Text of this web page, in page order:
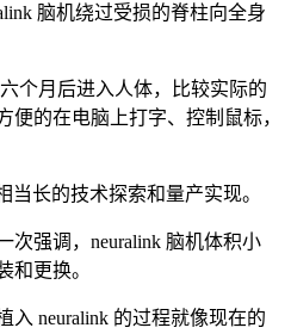
脑机绕过受损的脊柱向全身
个月后进入人体，比较实际的
便的在电脑上打字、控制鼠标，
当长的技术探索和量产实现。
次强调，neuralink 脑机体积小
和更换。
入 neuralink 的过程就像现在的